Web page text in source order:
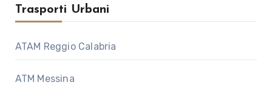
Trasporti Urbani
ATAM Reggio Calabria
ATM Messina